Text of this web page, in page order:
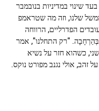
שינוי במדיניות בנובמבר
שלנו, וזה מה שטראמפ
הפדרליים, הרווחה
בְּהַרְחָבָה. "רק התחלנו", אמר
כשהוא חזר על נשיא
אולי נגנב מפורט נוקס.